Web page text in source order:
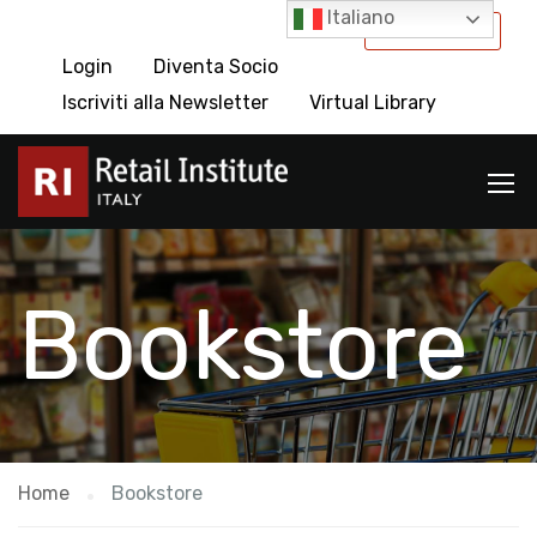
International
Login
Diventa Socio
Iscriviti alla Newsletter
Virtual Library
Bookstore
Home Bookstore
Italiano